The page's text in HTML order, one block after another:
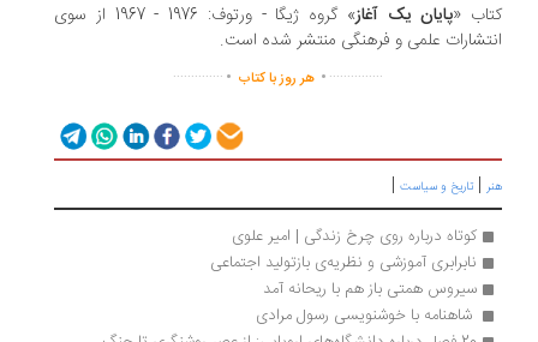
«پایان یک آغاز
» گروه ژیگا - ورتوف: 1976 - 1967 از سوی
علمی و فرهنگی منتشر شده است.
...............
. هر روز با کتاب.
..............
تاریخ و سیاست|
کوتاه درباره روی چرخ زندگی | امیر علوی
نابرابری آموزشی و نظریه‌ی بازتولید اجتماعی
سیروس همتی باز هم با ریحانه آمد
شاهنامه با خوشنویسی رسول مرادی